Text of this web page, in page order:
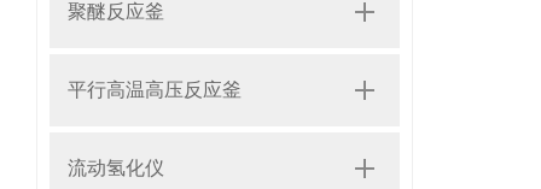
聚醚反应釜
平行高温高压反应釜
流动氢化仪